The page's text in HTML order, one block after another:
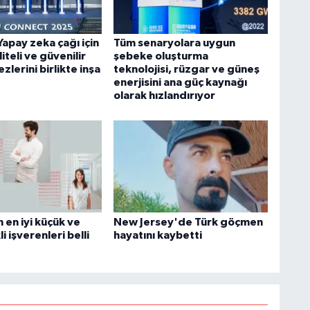
zeka çağı için
ve güvenilir
birlikte inşa
Tüm senaryolara uygun
şebeke oluşturma
teknolojisi, rüzgar ve güneş
enerjisini ana güç kaynağı
olarak hızlandırıyor
en iyi küçük ve
işverenleri belli
New Jersey'de Türk göçmen
hayatını kaybetti